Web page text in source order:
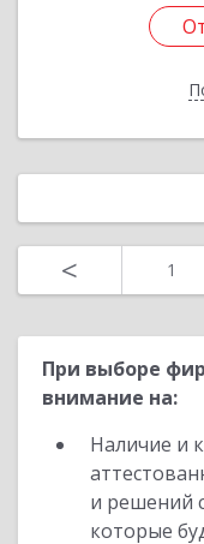
< 1
При выборе
внимание на:
Наличие и
и решений
которые